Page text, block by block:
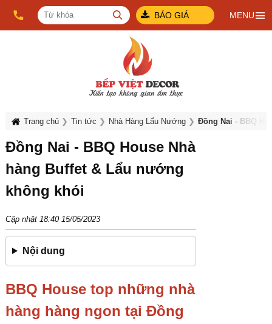
BÁO GIÁ MENU
Trang chủ Tin tức Nhà Hàng Lẩu Nướng Đồng Nai - BBQ
Đồng Nai - BBQ House Nhà
hàng Buffet & Lẩu nướng
không khói
Cập nhật 18:40 15/05/2023
Nội dung
BBQ House top những nhà
hàng hàng ngon tại Đồng